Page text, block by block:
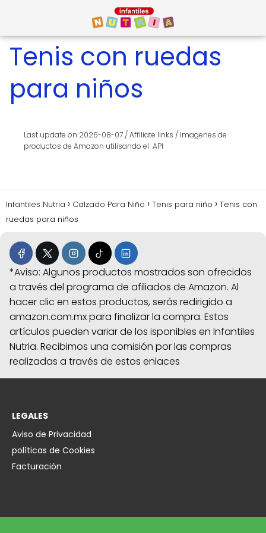
Tenis con ruedas
para niños
Last update on 2026-08-07 / Affiliate links / Imagenes de
productos de Amazon utilisando el API
Infantiles Nutria Calzado Para Niño Tenis para niño
Tenis con
ruedas para niños
*Aviso: Algunos productos mostrados son ofrecidos
a través del programa de afiliados de Amazon. Al
hacer clic en estos productos, serás redirigido a
amazon.com.mx para finalizar la compra. Estos
artículos pueden variar de los isponibles en Infantiles
Nutria. Recibimos una comisión por las compras
realizadas a través de estos enlaces
LEGALES
Aviso de Privacidad
políticas de Cookies
Facturación